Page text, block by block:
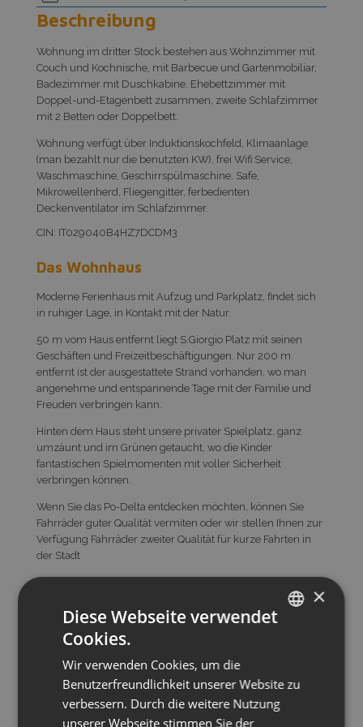
Beschreibung
Wohnung im dritter Stock bestehen aus Wohnzimmer mit
Couch und Kochnische, mit Barbecue und Gartenmobiliar,
Badezimmer mit Duschkabine, Ehebettzimmer mit
Doppel-und-Etagenbett zusammen, zweite Schlafzimmer
mit 2 Betten oder Doppelbett.
Wohnung verfügt über Induktionskochfeld, Klimaanlage
(man bezahlt nur die benutzten KW), frei Wifi Service,
Waschmaschine, Geschirrspülmaschine, Safe,
Mikrowellenherd, Fliegengitter, ferbedienten
Deckenventilator im Schlafzimmer.
CIN: IT029040B4HZ7DCDM3
Das Wohnhaus
Moderne Ferienhaus mit Aufzug und Parkplatz, findet sich
in ruhiger Lage, in Kontakt mit der Natur.
50 m vom Haus entfernt liegt S.Giorgio Platz mit seinen
Geschäften und Freizeitbeschäftigungen. Nur 200 m
entfernt ist der ausgestattete Strand vorhanden, wo man
angenehme und entspannende Tage mit der Familie und
Freuden verbringen kann.
Hinten dem Haus steht unsere privater Spielplatz, ganz
umzäunt und im Grünen getaucht, wo die Kinder
fantastischen Spielmomenten mit voller Sicherheit
verbringen können.
Wenn Sie das Po-Delta entdecken möchten, können Sie
Fahrräder guter Qualität vermiten oder wir stellen Ihnen zur
Verfügung Fahrräder zweiter Qualität für kurze Fahrten in
der Stadt
Solarium mit exklusivem Blick auf Rosolina Mare: den
Strand, die Fischteiche und die einmaligen Farben vom Tag
geschenkt.
Adresse
×
Diese Webseite verwendet
Cookies.
Wir verwenden Cookies, um die
Benutzerfreundlichkeit unserer Website zu
verbessern. Durch die weitere Nutzung
unserer Webseite stimmen Sie der